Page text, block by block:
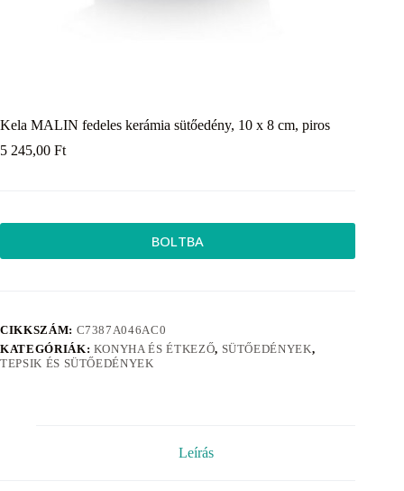
Kela MALIN fedeles kerámia sütőedény, 10 x 8 cm, piros
5 245,00 Ft
BOLTBA
CIKKSZÁM: C7387A046AC0
KATEGÓRIÁK: KONYHA ÉS ÉTKEZŐ, SÜTŐEDÉNYEK,
TEPSIK ÉS SÜTŐEDÉNYEK
Leírás